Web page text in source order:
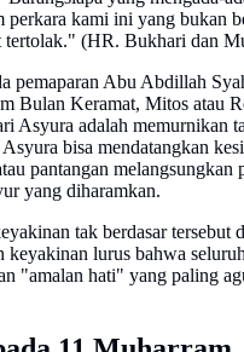
perkara kami ini yang bukan
tertolak." (HR. Bukhari dan
pemaparan Abu Abdillah
Bulan Keramat, Mitos atau
Asyura adalah memurnikan
bisa mendatangkan
pantangan melangsungkan
yang diharamkan.
tak berdasar tersebut
keyakinan lurus bahwa
"amalan hati" yang paling